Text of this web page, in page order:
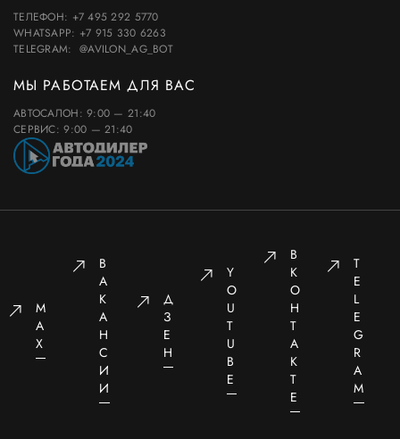
ТЕЛЕФОН: +7 495 292 5770
WHATSAPP: +7 915 330 6263
TELEGRAM:@AVILON_AG_BOT
МЫ РАБОТАЕМ ДЛЯ ВАС
АВТОСАЛОН: 9:00 — 21:40
СЕРВИС: 9:00 — 21:40
M
A
X
В
А
К
А
Н
С
И
И
Д
З
Е
Н
Y
O
U
T
U
B
E
В
К
О
Н
Т
А
К
Т
Е
T
E
L
E
G
R
A
M